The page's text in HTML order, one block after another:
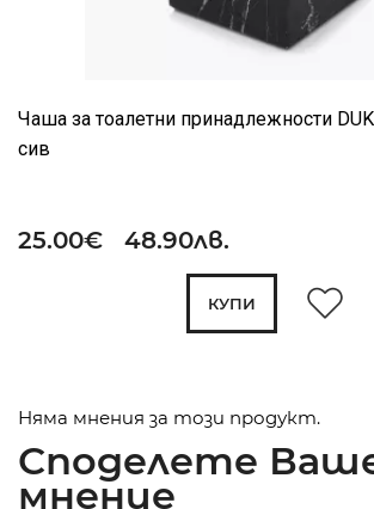
Чаша за тоалетни принадлежности
сив
25.00€ 48.90лв.
КУПИ
Няма мнения за този продукт.
Споделете
мнение